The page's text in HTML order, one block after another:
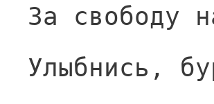
За свободу
Улыбнись,